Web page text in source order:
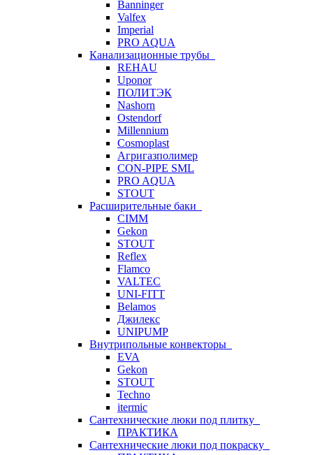
Banninger
Valfex
Imperial
PRO AQUA
Канализационные трубы
REHAU
Uponor
ПОЛИТЭК
Nashorn
Ostendorf
Millennium
Cosmoplast
Агригазполимер
CON-PIPE SML
PRO AQUA
STOUT
Расширительные баки
CIMM
Gekon
STOUT
Reflex
Flamco
VALTEC
UNI-FITT
Belamos
Джилекс
UNIPUMP
Внутрипольные конвекторы
EVA
Gekon
STOUT
Techno
itermic
Сантехнические люки под плитку
ПРАКТИКА
Сантехнические люки под покраску